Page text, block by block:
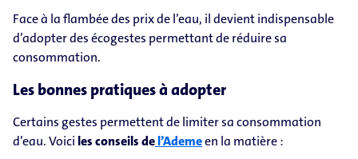
Face à la flambée des prix de l’eau, il devient indispensable
d’adopter des écogestes permettant de réduire sa
consommation.
Les bonnes pratiques à adopter
Certains gestes permettent de limiter sa consommation
d’eau. Voici les conseils del’Ademeen la matière :